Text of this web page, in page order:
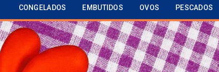
CONGELADOS EMBUTIDOS OVOS PESCADOS